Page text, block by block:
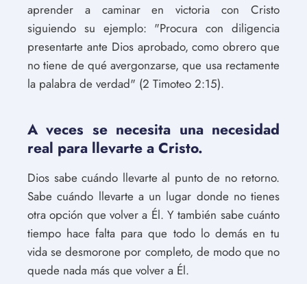
aprender a caminar en victoria con Cristo
siguiendo su ejemplo: "Procura con diligencia
presentarte ante Dios aprobado, como obrero que
no tiene de qué avergonzarse, que usa rectamente
la palabra de verdad" (2 Timoteo 2:15).
A veces se necesita una necesidad
real para llevarte a Cristo.
Dios sabe cuándo llevarte al punto de no retorno.
Sabe cuándo llevarte a un lugar donde no tienes
otra opción que volver a Él. Y también sabe cuánto
tiempo hace falta para que todo lo demás en tu
vida se desmorone por completo, de modo que no
quede nada más que volver a Él.